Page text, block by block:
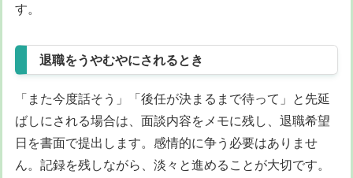
す。
退職をうやむやにされるとき
「また今度話そう」「後任が決まるまで待って」と先延
ばしにされる場合は、面談内容をメモに残し、退職希望
日を書面で提出します。感情的に争う必要はありませ
ん。記録を残しながら、淡々と進めることが大切です。